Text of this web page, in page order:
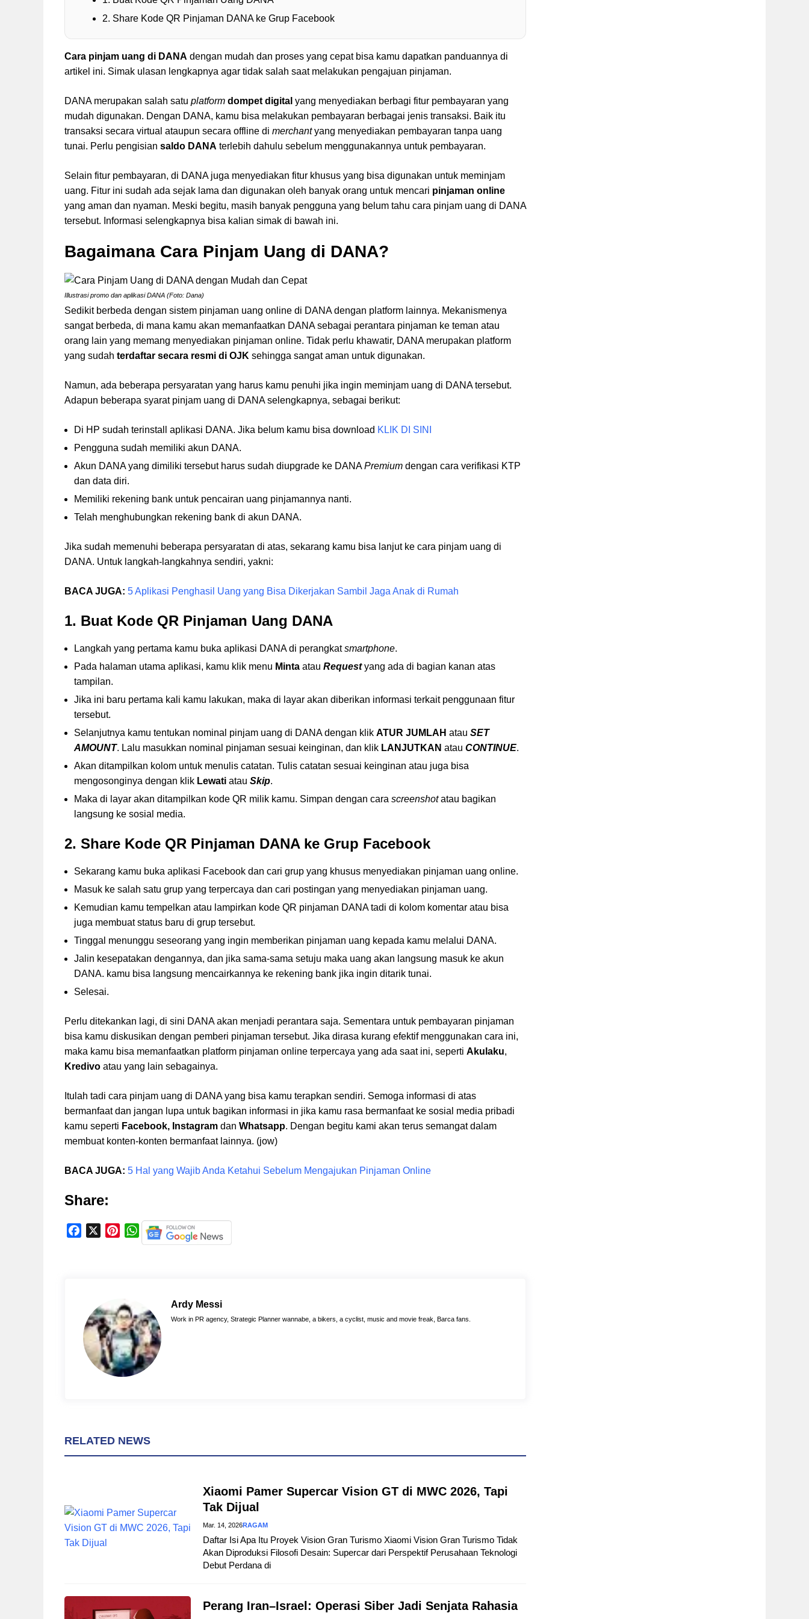
2. Share Kode QR Pinjaman DANA ke Grup Facebook
Cara pinjam uang di DANA dengan mudah dan proses yang cepat bisa kamu dapatkan panduannya di
artikel ini. Simak ulasan lengkapnya agar tidak salah saat melakukan pengajuan pinjaman.
DANA merupakan salah satu platform dompet digital yang menyediakan berbagi fitur pembayaran yang
mudah digunakan. Dengan DANA, kamu bisa melakukan pembayaran berbagai jenis transaksi. Baik itu
transaksi secara virtual ataupun secara offline di merchantyang menyediakan pembayaran tanpa uang
tunai. Perlu pengisian saldo DANA terlebih dahulu sebelum menggunakannya untuk pembayaran.
Selain fitur pembayaran, di DANA juga menyediakan fitur khusus yang bisa digunakan untuk meminjam
uang. Fitur ini sudah ada sejak lama dan digunakan oleh banyak orang untuk mencari pinjaman online
yang aman dan nyaman. Meski begitu, masih banyak pengguna yang belum tahu cara pinjam uang di DANA
tersebut. Informasi selengkapnya bisa kalian simak di bawah ini.
Bagaimana Cara Pinjam Uang di DANA?
Illustrasi promo dan aplikasi DANA (Foto: Dana)
Sedikit berbeda dengan sistem pinjaman uang online di DANA dengan platform lainnya. Mekanismenya
sangat berbeda, di mana kamu akan memanfaatkan DANA sebagai perantara pinjaman ke teman atau
orang lain yang memang menyediakan pinjaman online. Tidak perlu khawatir, DANA merupakan platform
yang sudah terdaftar secara resmi di OJK sehingga sangat aman untuk digunakan.
Namun, ada beberapa persyaratan yang harus kamu penuhi jika ingin meminjam uang di DANA tersebut.
Adapun beberapa syarat pinjam uang di DANA selengkapnya, sebagai berikut:
Di HP sudah terinstall aplikasi DANA. Jika belum kamu bisa download KLIK DI SINI
Pengguna sudah memiliki akun DANA.
Akun DANA yang dimiliki tersebut harus sudah diupgrade ke DANAPremium dengan cara verifikasi KTP
dan data diri.
Memiliki rekening bank untuk pencairan uang pinjamannya nanti.
Telah menghubungkan rekening bank di akun DANA.
Jika sudah memenuhi beberapa persyaratan di atas, sekarang kamu bisa lanjut ke cara pinjam uang di
DANA. Untuk langkah-langkahnya sendiri, yakni:
BACA JUGA: 5 Aplikasi Penghasil Uang yang Bisa Dikerjakan Sambil Jaga Anak di Rumah
1. Buat Kode QR Pinjaman Uang DANA
Langkah yang pertama kamu buka aplikasi DANA di perangkatsmartphone.
Pada halaman utama aplikasi, kamu klik menu Minta atau Requestyang ada di bagian kanan atas
tampilan.
Jika ini baru pertama kali kamu lakukan, maka di layar akan diberikan informasi terkait penggunaan fitur
tersebut.
Selanjutnya kamu tentukan nominal pinjam uang di DANA dengan klik ATUR JUMLAH atau SET
AMOUNT. Lalu masukkan nominal pinjaman sesuai keinginan, dan klik LANJUTKAN atau CONTINUE.
Akan ditampilkan kolom untuk menulis catatan. Tulis catatan sesuai keinginan atau juga bisa
mengosonginya dengan klik Lewati atau Skip.
Maka di layar akan ditampilkan kode QR milik kamu. Simpan dengan cara screenshotatau bagikan
langsung ke sosial media.
2. Share Kode QR Pinjaman DANA ke Grup Facebook
Sekarang kamu buka aplikasi Facebook dan cari grup yang khusus menyediakan pinjaman uang online.
Masuk ke salah satu grup yang terpercaya dan cari postingan yang menyediakan pinjaman uang.
Kemudian kamu tempelkan atau lampirkan kode QR pinjaman DANA tadi di kolom komentar atau bisa
juga membuat status baru di grup tersebut.
Tinggal menunggu seseorang yang ingin memberikan pinjaman uang kepada kamu melalui DANA.
Jalin kesepatakan dengannya, dan jika sama-sama setuju maka uang akan langsung masuk ke akun
DANA. kamu bisa langsung mencairkannya ke rekening bank jika ingin ditarik tunai.
Selesai.
Perlu ditekankan lagi, di sini DANA akan menjadi perantara saja. Sementara untuk pembayaran pinjaman
bisa kamu diskusikan dengan pemberi pinjaman tersebut. Jika dirasa kurang efektif menggunakan cara ini,
maka kamu bisa memanfaatkan platform pinjaman online terpercaya yang ada saat ini, seperti Akulaku,
Kredivo atau yang lain sebagainya.
Itulah tadi cara pinjam uang di DANA yang bisa kamu terapkan sendiri. Semoga informasi di atas
bermanfaat dan jangan lupa untuk bagikan informasi in jika kamu rasa bermanfaat ke sosial media pribadi
kamu seperti Facebook, Instagram dan Whatsapp. Dengan begitu kami akan terus semangat dalam
membuat konten-konten bermanfaat lainnya. (jow)
BACA JUGA: 5 Hal yang Wajib Anda Ketahui Sebelum Mengajukan Pinjaman Online
Share:
k
r
e
s
W
h
p
p
Ardy Messi
Work in PR agency, Strategic Planner wannabe, a bikers, a cyclist, music and movie freak, Barca fans.
RELATED NEWS
Xiaomi Pamer Supercar Vision GT di MWC 2026, Tapi
Tak Dijual
Mar. 14, 2026RAGAM
Daftar Isi Apa Itu Proyek Vision Gran Turismo Xiaomi Vision Gran Turismo Tidak
Akan Diproduksi Filosofi Desain: Supercar dari Perspektif Perusahaan Teknologi
Debut Perdana di
Perang Iran–Israel: Operasi Siber Jadi Senjata Rahasia